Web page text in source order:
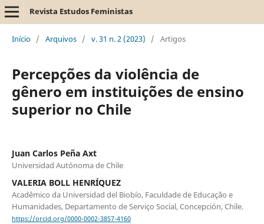
Revista Estudos Feministas
Início / Arquivos / v. 31 n. 2 (2023) / Artigos
Percepções da violência de
gênero em instituições de ensino
superior no Chile
Juan Carlos Peña Axt
Universidad Autónoma de Chile
VALERIA BOLL HENRÍQUEZ
Acadêmico da Universidad del Biobío, Faculdade de Educação e
Humanidades, Departamento de Serviço Social, Concepción, Chile.
https://orcid.org/0000-0002-3857-4160